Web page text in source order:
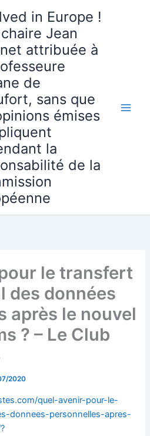
in Europe !
Jean
attribuée à
de
sans que
émises
la
de la
le transfert
des données
après le nouvel
? – Le Club
2020
quel-avenir-pour-le-
donnees-personnelles-apres-